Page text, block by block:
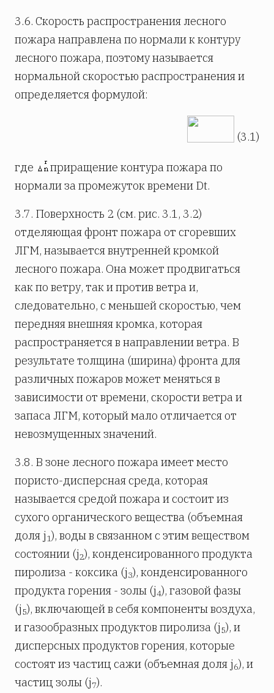
3.6. Скорость распространения лесного
пожара направлена по нормали к контуру
лесного пожара, поэтому называется
нормальной скоростью распространения и
определяется формулой:
(3.1)
где
приращение контура пожара по
нормали за промежуток времени Dt.
3.7. Поверхность 2 (см. рис. 3.1, 3.2)
отделяющая фронт пожара от сгоревших
ЛГМ, называется внутренней кромкой
лесного пожара. Она может продвигаться
как по ветру, так и против ветра и,
следовательно, с меньшей скоростью, чем
передняя внешняя кромка, которая
распространяется в направлении ветра. В
результате толщина (ширина) фронта для
различных пожаров может меняться в
зависимости от времени, скорости ветра и
запаса ЛГМ, который мало отличается от
невозмущенных значений.
3.8. В зоне лесного пожара имеет место
пористо-дисперсная среда, которая
называется средой пожара и состоит из
сухого органического вещества (объемная
доля j1), воды в связанном с этим веществом
состоянии (j2), конденсированного продукта
пиролиза - коксика (j3), конденсированного
продукта горения - золы (j4), газовой фазы
(j5), включающей в себя компоненты воздуха,
и газообразных продуктов пиролиза (j5), и
дисперсных продуктов горения, которые
состоят из частиц сажи (объемная доля j6), и
частиц золы (j7).